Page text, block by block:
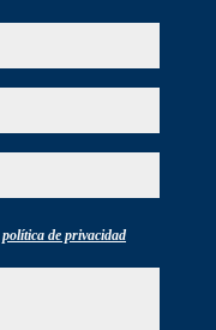
política de privacidad